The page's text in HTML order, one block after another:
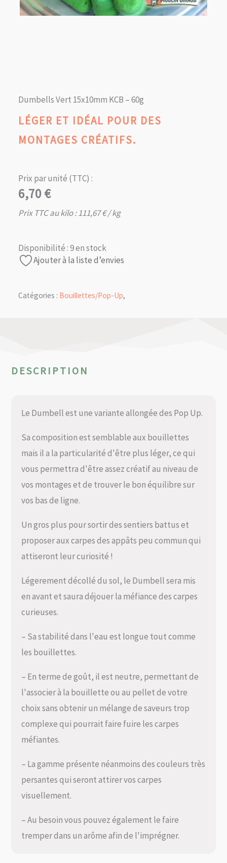
Dumbells Vert 15x10mm KCB – 60g
LÉGER ET IDÉAL POUR DES
MONTAGES CRÉATIFS.
Prix par unité (TTC) :
6,70€
Prix TTC au kilo :111,67€/ kg
Disponibilité :9 en stock
Ajouter à la liste d’envies
Catégories : Bouillettes/Pop-Up,
DESCRIPTION
Le Dumbell est une variante allongée des Pop Up.
Sa composition est semblable aux bouillettes
mais il a la particularité d'être plus léger, ce qui
vous permettra d'être assez créatif au niveau de
vos montages et de trouver le bon équilibre sur
vos bas de ligne.
Un gros plus pour sortir des sentiers battus et
proposer aux carpes des appâts peu commun qui
attiseront leur curiosité !
Légerement décollé du sol, le Dumbell sera mis
en avant et saura déjouer la méfiance des carpes
curieuses.
– Sa stabilité dans l'eau est longue tout comme
les bouillettes.
– En terme de goût, il est neutre, permettant de
l'associer à la bouillette ou au pellet de votre
choix sans obtenir un mélange de saveurs trop
complexe qui pourrait faire fuire les carpes
méfiantes.
– La gamme présente néanmoins des couleurs très
persantes qui seront attirer vos carpes
visuellement.
– Au besoin vous pouvez également le faire
tremper dans un arôme afin de l'imprégner.